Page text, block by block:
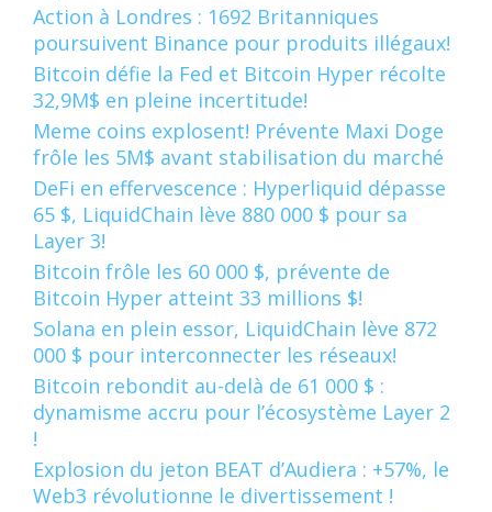
Action à Londres : 1692 Britanniques
poursuivent Binance pour produits illégaux!
Bitcoin défie la Fed et Bitcoin Hyper récolte
32,9M$ en pleine incertitude!
Meme coins explosent! Prévente Maxi Doge
frôle les 5M$ avant stabilisation du marché
DeFi en effervescence : Hyperliquid dépasse
65 $, LiquidChain lève 880 000 $ pour sa
Layer 3!
Bitcoin frôle les 60 000 $, prévente de
Bitcoin Hyper atteint 33 millions $!
Solana en plein essor, LiquidChain lève 872
000 $ pour interconnecter les réseaux!
Bitcoin rebondit au-delà de 61 000 $ :
dynamisme accru pour l’écosystème Layer 2
!
Explosion du jeton BEAT d’Audiera : +57%, le
Web3 révolutionne le divertissement !